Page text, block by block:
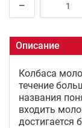
Описание
Колбаса
течение
названия
входить
достигается